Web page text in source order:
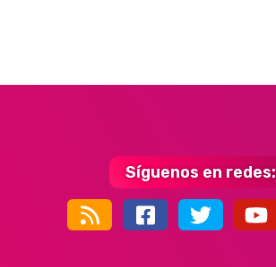
Síguenos en redes:
44k 9k 35k